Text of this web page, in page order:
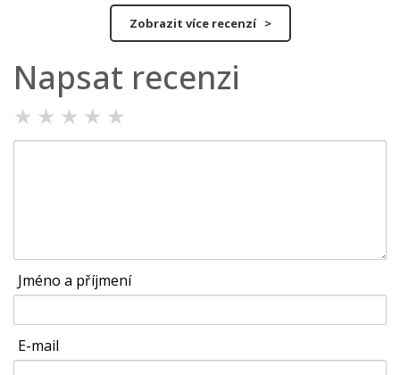
Zobrazit více recenzí >
Napsat recenzi
★ ★ ★ ★ ★
Jméno a příjmení
E-mail